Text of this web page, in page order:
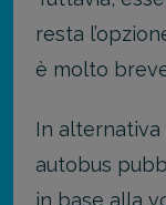
resta
è molto
In alternativa
autobus